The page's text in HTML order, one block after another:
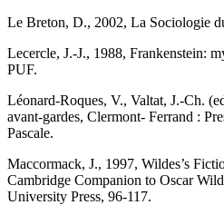
Le Breton, D., 2002, La Sociologie
Lecercle, J.-J., 1988, Frankenstein:
PUF.
Léonard-Roques, V., Valtat, J.-Ch.
avant-gardes, Clermont- Ferrand :
Pascale.
Maccormack, J., 1997, Wildes’s
Cambridge Companion to Oscar
University Press, 96-117.